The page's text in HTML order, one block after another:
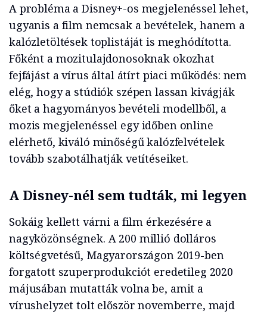
A probléma a Disney+-os megjelenéssel lehet,
ugyanis a film nemcsak a bevételek, hanem a
kalózletöltések toplistáját is meghódította.
Főként a mozitulajdonosoknak okozhat
fejfájást a vírus által átírt piaci működés: nem
elég, hogy a stúdiók szépen lassan kivágják
őket a hagyományos bevételi modellből, a
mozis megjelenéssel egy időben online
elérhető, kiváló minőségű kalózfelvételek
tovább szabotálhatják vetítéseiket.
A Disney-nél sem tudták, mi legyen
Sokáig kellett várni a film érkezésére a
nagyközönségnek. A 200 millió dolláros
költségvetésű, Magyarországon 2019-ben
forgatott szuperprodukciót eredetileg 2020
májusában mutatták volna be, amit a
vírushelyzet tolt először novemberre, majd